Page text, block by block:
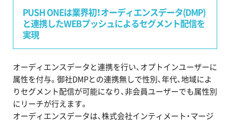
PUSH ONEは業界初！オーディエンスデータ(DMP)
と連携したWEBプッシュによるセグメント配信を
実現
オーディエンスデータと連携を行い、オプトインユーザーに
属性を付与。御社DMPとの連携無しで性別、年代、地域によ
りセグメント配信が可能になり、非会員ユーザーでも属性別
にリーチが行えます。
オーディエンスデータは、株式会社インティメート・マージ